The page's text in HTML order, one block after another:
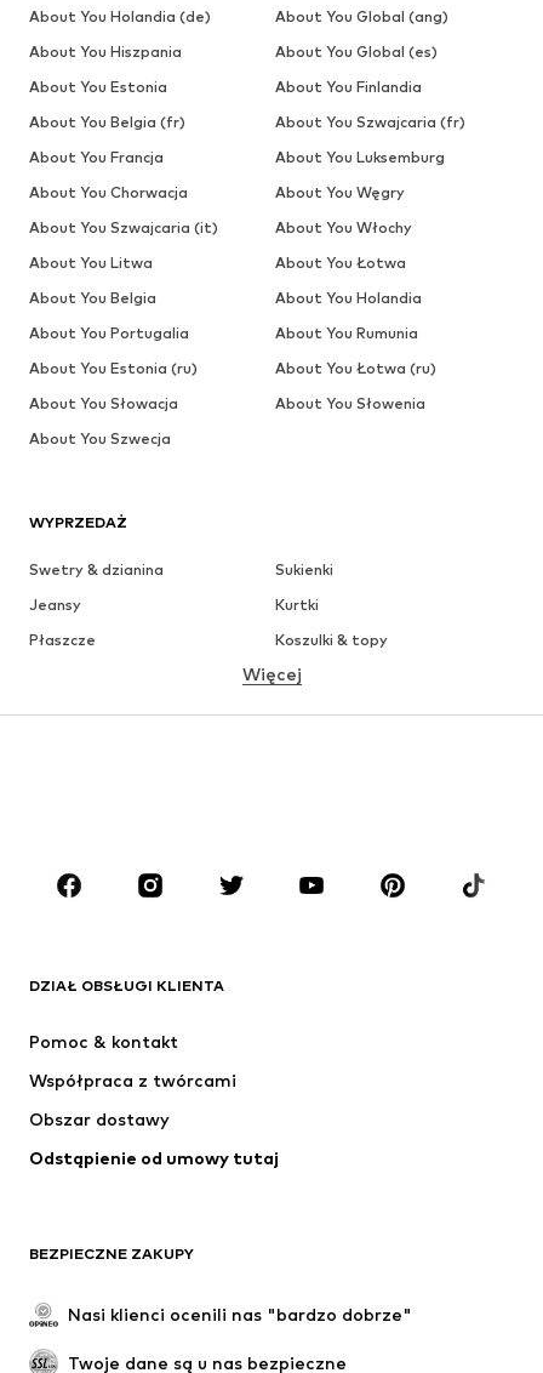
WYPRZEDAŻ
Swetry & dzianina
Sukienki
Jeansy
Kurtki
Płaszcze
Koszulki & topy
Bielizna
Akcesoria
Premium
Nowości
Kurtki
Bielizna
Płaszcze
Spódnice
Specjalne okazje
Więcej
DZIAŁ OBSŁUGI KLIENTA
Pomoc & kontakt
Współpraca z twórcami
Obszar dostawy
Odstąpienie od umowy tutaj
BEZPIECZNE ZAKUPY
Nasi klienci ocenili nas "bardzo dobrze"
Twoje dane są u nas bezpieczne
About You Holandia (de)
About You Global (ang)
About You Hiszpania
About You Global (es)
About You Estonia
About You Finlandia
About You Belgia (fr)
About You Szwajcaria (fr)
About You Francja
About You Luksemburg
About You Chorwacja
About You Węgry
About You Szwajcaria (it)
About You Włochy
About You Litwa
About You Łotwa
About You Belgia
About You Holandia
About You Portugalia
About You Rumunia
About You Estonia (ru)
About You Łotwa (ru)
About You Słowacja
About You Słowenia
About You Szwecja